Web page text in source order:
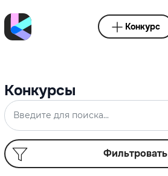
Конкурс
Конкурсы
Фильтровать